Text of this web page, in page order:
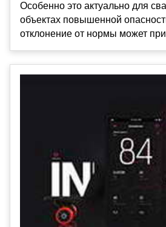
Особенно это актуально для
объектах повышенной
отклонение от нормы может